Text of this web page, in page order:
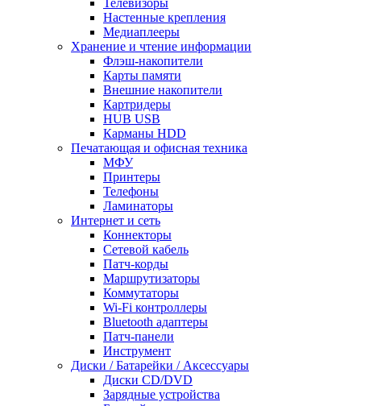
Телевизоры
Настенные крепления
Медиаплееры
Хранение и чтение информации
Флэш-накопители
Карты памяти
Внешние накопители
Картридеры
HUB USB
Карманы HDD
Печатающая и офисная техника
МФУ
Принтеры
Телефоны
Ламинаторы
Интернет и сеть
Коннекторы
Сетевой кабель
Патч-корды
Маршрутизаторы
Коммутаторы
Wi-Fi контроллеры
Bluetooth адаптеры
Патч-панели
Инструмент
Диски / Батарейки / Аксессуары
Диски CD/DVD
Зарядные устройства